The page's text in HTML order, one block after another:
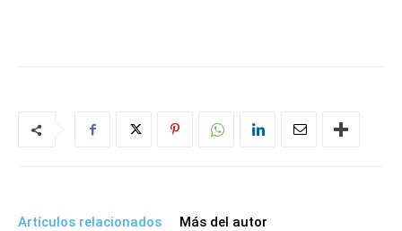
Artículos relacionados Más del autor